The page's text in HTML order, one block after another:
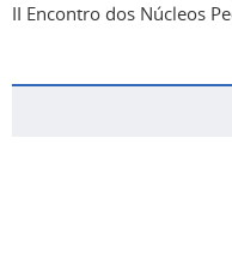
II Encontro dos Núcleos